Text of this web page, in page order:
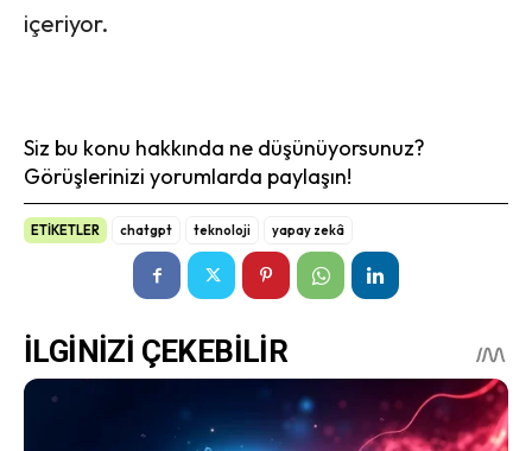
içeriyor.
Siz bu konu hakkında ne düşünüyorsunuz?
Görüşlerinizi yorumlarda paylaşın!
ETİKETLER chatgpt teknoloji yapay zekâ